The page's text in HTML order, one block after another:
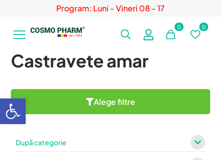
Program: Luni - Vineri 08 - 17
0 0
Castravete amar
Alege filtre
După categorie
Deschide bara de unelte